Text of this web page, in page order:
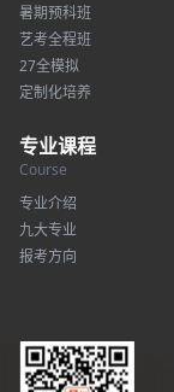
暑期预科班
艺考全程班
27全模拟
定制化培养
专业课程
Course
专业介绍
九大专业
报考方向